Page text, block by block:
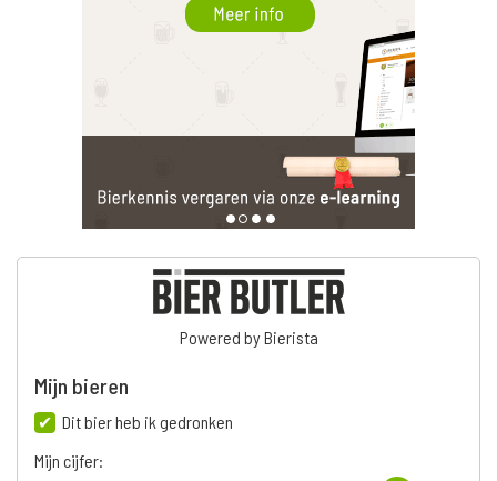
Powered by Bierista
Mijn bieren
Dit bier heb ik gedronken
Mijn cijfer: